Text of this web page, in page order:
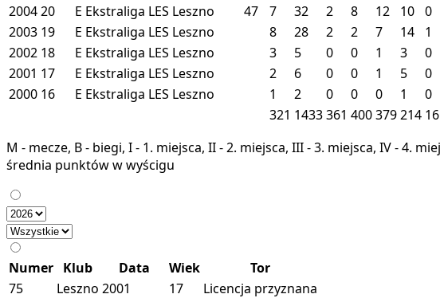
200420 E Ekstraliga LES Leszno 47 7 32 2 8 12 10 0
2003 19 E Ekstraliga LES Leszno 8 28 2 2 7 14 1
2002 18 E Ekstraliga LES Leszno 3 5 0 0 1 3 0
2001 17 E Ekstraliga LES Leszno 2 6 0 0 1 5 0
2000 16 E Ekstraliga LES Leszno 1 2 0 0 0 1 0
321 1433361 400379214 16
M - mecze, B - biegi, I - 1. miejsca, II - 2. miejsca, III - 3. miejsca, IV - 4.
średnia punktów w wyścigu
Numer Klub Data Wiek
Tor
75
Leszno 2001 17
Licencja przyznana